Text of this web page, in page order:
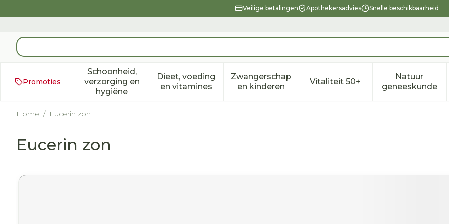
Veilige betalingen Apothekersadvies Snelle beschikbaarheid
Product, merk, categorie...
Promoties
Schoonheid,
verzorging en
hygiëne
Toon submenu voor Schoonheid, verzorging en hygiëne categorie
Dieet, voeding
en vitaminesToon submenu voor Dieet, voeding en vitamines categorie
Zwangerschap
en kinderenToon submenu voor Zwangerschap en
Vitaliteit 50+Toon submenu voor
Natuur
geneeskunde
Toon
Home / Eucerin zon
Eucerin zon